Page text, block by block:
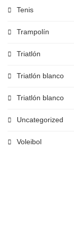
Tenis
Trampolín
Triatlón
Triatlón blanco
Triatlón blanco
Uncategorized
Voleibol